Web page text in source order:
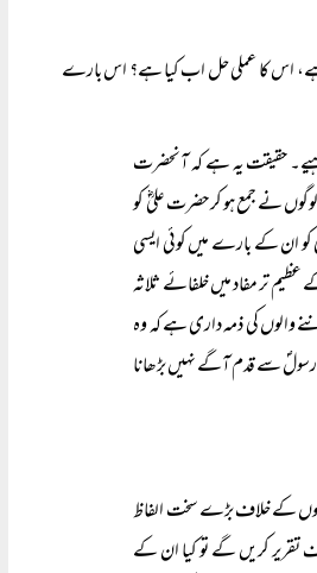
ہے، اس کا عملی حل اب کیا ہے؟ اس بارے
حقیقت یہ ہے کہ آنحضرت
نے جمع ہو کر حضرت علیؓ کو
کو ان کے بارے میں کوئی ایسی
تر مفاد میں خلفائے ثلاثہ
والوں کی ذمہ داری ہے کہ وہ
سے قدم آگے نہیں بڑھانا
کے خلاف بڑے سخت الفاظ
تقریر کریں گے تو کیا ان کے